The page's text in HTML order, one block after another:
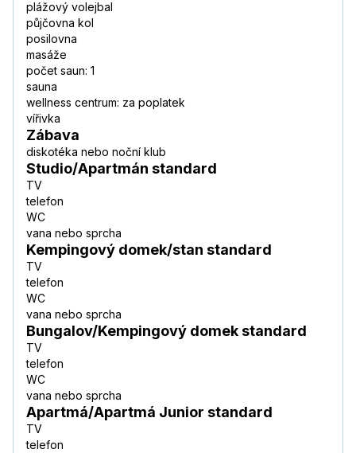
plážový volejbal
půjčovna kol
posilovna
masáže
počet saun: 1
sauna
wellness centrum: za poplatek
vířivka
Zábava
diskotéka nebo noční klub
Studio/Apartmán standard
TV
telefon
WC
vana nebo sprcha
Kempingový domek/stan standard
TV
telefon
WC
vana nebo sprcha
Bungalov/Kempingový domek standard
TV
telefon
WC
vana nebo sprcha
Apartmá/Apartmá Junior standard
TV
telefon